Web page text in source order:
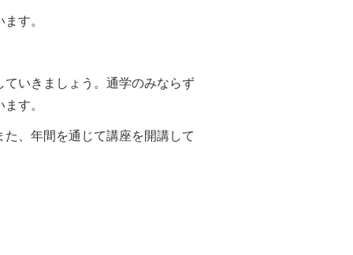
す。
いきましょう。通学のみならず
す。
、年間を通じて講座を開講して